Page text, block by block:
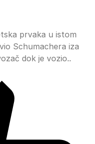
prvaka u istom
Schumachera iza
dok je vozio..